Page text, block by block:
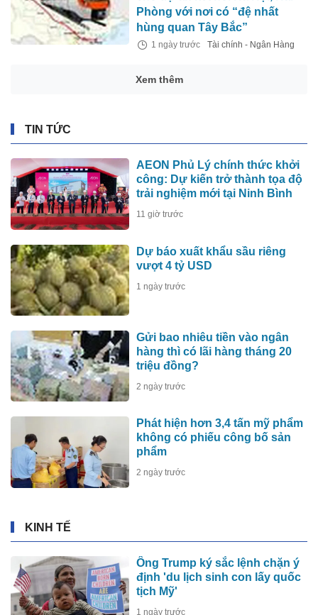
Phòng với nơi có “đệ nhất
hùng quan Tây Bắc”
1 ngày trước Tài chính - Ngân Hàng
Xem thêm
TIN TỨC
AEON Phủ Lý chính thức khởi
công: Dự kiến trở thành tọa độ
trải nghiệm mới tại Ninh Bình
11 giờ trước
Dự báo xuất khẩu sầu riêng
vượt 4 tỷ USD
1 ngày trước
Gửi bao nhiêu tiền vào ngân
hàng thì có lãi hàng tháng 20
triệu đồng?
2 ngày trước
Phát hiện hơn 3,4 tấn mỹ phẩm
không có phiếu công bố sản
phẩm
2 ngày trước
KINH TẾ
Ông Trump ký sắc lệnh chặn ý
định 'du lịch sinh con lấy quốc
tịch Mỹ'
1 ngày trước